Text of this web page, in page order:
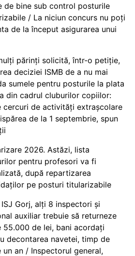
de bine sub control posturile
/ La niciun concurs nu poți
de la început asigurarea unui
părinți solicită, într-o petiție,
deciziei ISMB de a nu mai
sumele pentru posturile la plata
din cadrul cluburilor copiilor:
cercuri de activități extrașcolare
de la 1 septembrie, spun
2026. Astăzi, lista
pentru profesori va fi
după repartizarea
pe posturi titularizabile
ISJ Gorj, alți 8 inspectori și
auxiliar trebuie să returneze
55.000 de lei, bani acordați
decontarea navetei, timp de
un an / Inspectorul general,